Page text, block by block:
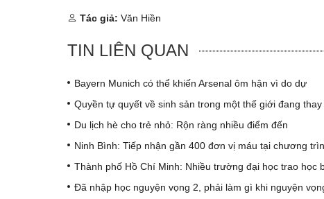
Tác giả: Văn Hiền
TIN LIÊN QUAN
Bayern Munich có thể khiến Arsenal ôm hận vì do dự
Quyền tự quyết về sinh sản trong một thế giới đang thay
Du lịch hè cho trẻ nhỏ: Rộn ràng nhiều điểm đến
Ninh Bình: Tiếp nhận gần 400 đơn vị máu tại chương
Thành phố Hồ Chí Minh: Nhiều trường đại học trao học
Đã nhập học nguyện vọng 2, phải làm gì khi nguyện